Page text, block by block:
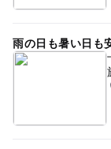
雨の日も暑い日も